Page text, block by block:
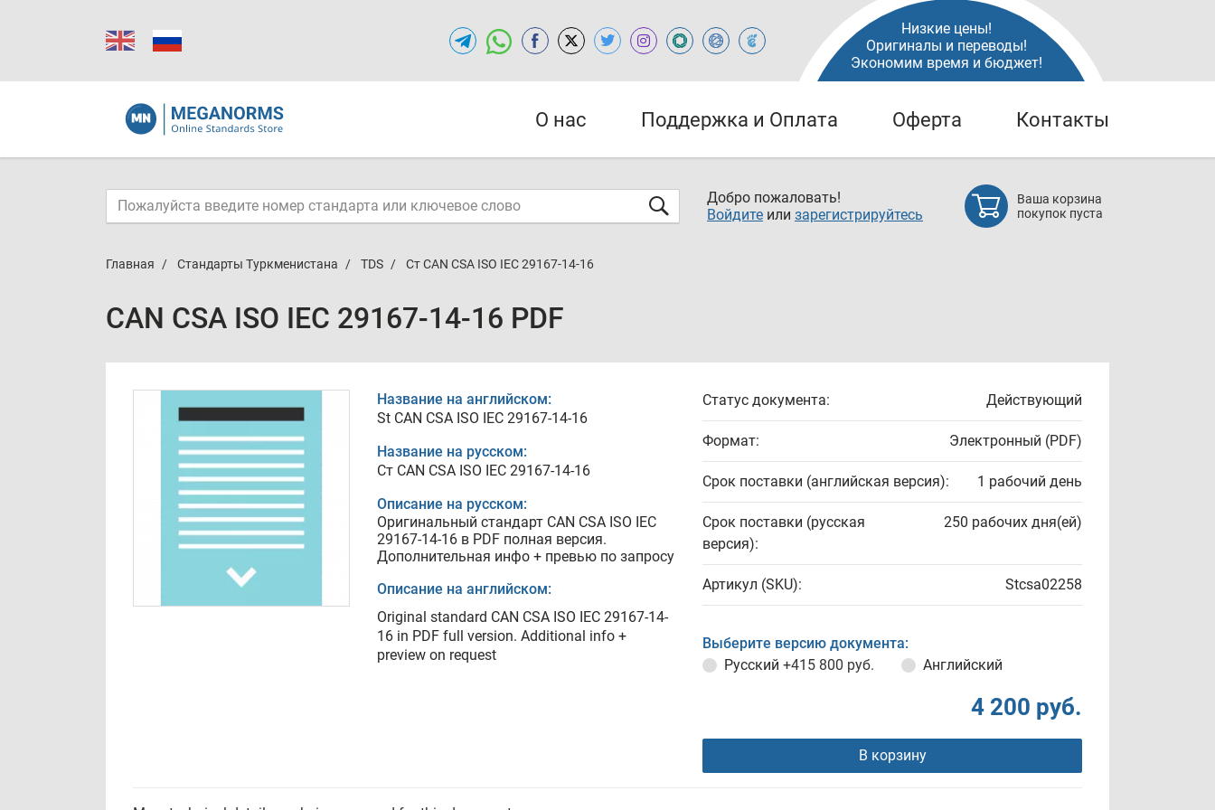
Низкие цены!
Оригиналы и переводы!
Экономим время и бюджет!
О нас Поддержка и Оплата Оферта Контакты
Добро пожаловать!
Войдите или зарегистрируйтесь
Ваша корзина
покупок пуста
Главная Стандарты Туркменистана TDS Ст CAN CSA ISO IEC 29167-14-16
CAN CSA ISO IEC 29167-14-16 PDF
Название на английском:
St CAN CSA ISO IEC 29167-14-16
Название на русском:
Ст CAN CSA ISO IEC 29167-14-16
Описание на русском:
Оригинальный стандарт CAN CSA ISO IEC
29167-14-16 в PDF полная версия.
Дополнительная инфо + превью по запросу
Описание на английском:
Original standard CAN CSA ISO IEC 29167-14-
16 in PDF full version. Additional info +
preview on request
Статус документа: Действующий
Формат: Электронный (PDF)
Срок поставки (английская версия): 1 рабочий день
Срок поставки (русская
версия):
250 рабочих дня(ей)
Артикул (SKU): Stcsa02258
Выберите версию документа:
Русский +415 800 руб. Английский
4 200 руб.
В корзину